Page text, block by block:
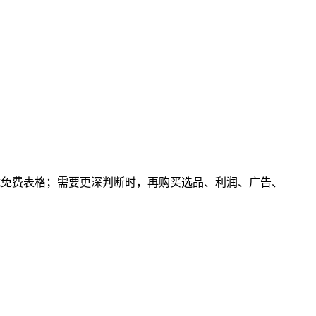
费表格；需要更深判断时，再购买选品、利润、广告、